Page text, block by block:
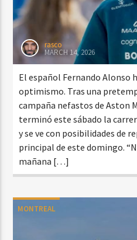
rasco
MARCH 14, 2026
El español Fernando Alonso
optimismo. Tras una
campaña nefastos de Aston
terminó este sábado la
y se ve con posibilidades de
principal de este domingo.
mañana […]
MONTREAL